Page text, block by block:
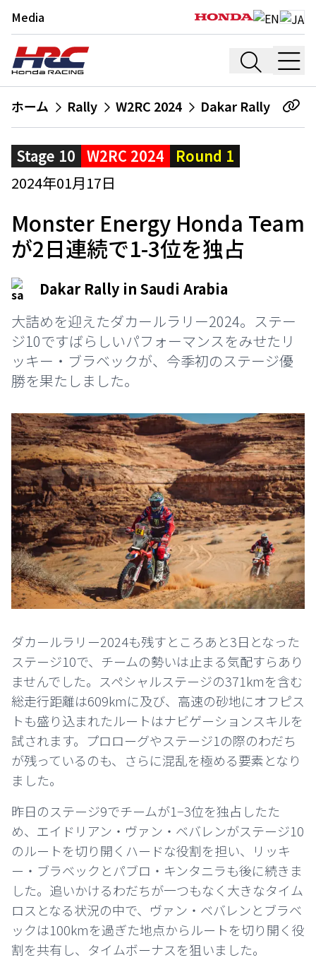
Media
ホーム Rally W2RC 2024 Dakar Rally
Stage 10 W2RC 2024
Round 1
2024年01月17日
Monster Energy Honda Team
が2日連続で1-3位を独占
Dakar Rally in Saudi Arabia
大詰めを迎えたダカールラリー2024。ステー
ジ10ですばらしいパフォーマンスをみせたリ
ッキー・ブラベックが、今季初のステージ優
勝を果たしました。
ダカールラリー2024も残すところあと3日となった
ステージ10で、チームの勢いは止まる気配すらあり
ませんでした。スペシャルステージの371kmを含む
総走行距離は609kmに及び、高速の砂地にオフピス
トも盛り込まれたルートはナビゲーションスキルを
試されます。プロローグやステージ1の際のわだち
が残っているのも、さらに混乱を極める要素となり
ました。
昨日のステージ9でチームが1−3位を独占したた
め、エイドリアン・ヴァン・ベバレンがステージ10
のルートを切り開くハードな役割を担い、リッキ
ー・ブラベックとパブロ・キンタニラも後に続きま
した。追いかけるわだちが一つもなく大きなタイム
ロスとなる状況の中で、ヴァン・ベバレンとブラベ
ックは100kmを過ぎた地点からルートを切り開く役
割を共有し、タイムボーナスを狙いました。